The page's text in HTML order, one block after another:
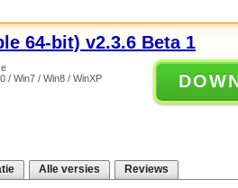
64-bit) v2.3.6 Beta 1
/ Win7 / Win8 / WinXP
Alle versies Reviews